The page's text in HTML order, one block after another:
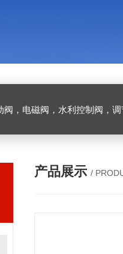
，电磁阀，水利控制阀，调节
产品展示 /